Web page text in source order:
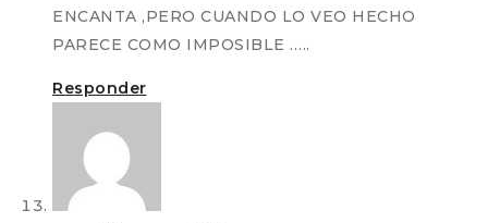
ENCANTA ,PERO CUANDO LO VEO HECHO
PARECE COMO IMPOSIBLE …..
Responder